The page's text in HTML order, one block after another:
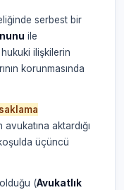
serbest bir
ile
ilişkilerin
korunmasında
aktardığı
üçüncü
(Avukatlık